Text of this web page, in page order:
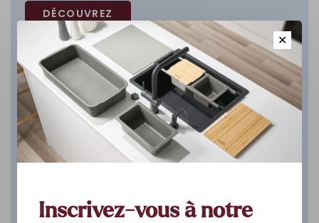
DÉCOUVREZ
✕
Inscrivez-vous à notre